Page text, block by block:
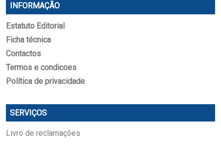
INFORMAÇÃO
Estatuto Editorial
Ficha técnica
Contactos
Termos e condicoes
Política de privacidade
SERVIÇOS
Livro de reclamações